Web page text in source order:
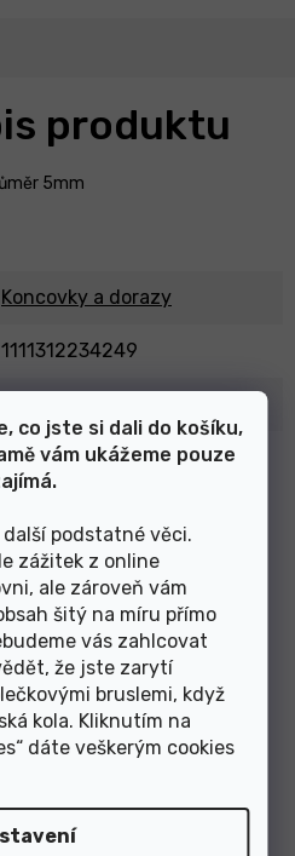
co jste si dali do košíku,
vám ukážeme pouze
podstatné věci.
zážitek z online
ale zároveň vám
šitý na míru přímo
vás zahlcovat
že jste zarytí
bruslemi, když
kola. Kliknutím na
dáte veškerým cookies
produktu
5mm
Koncovky a dorazy
1111312234249
zajímat
koncovka bowdenu 4mm
plastová